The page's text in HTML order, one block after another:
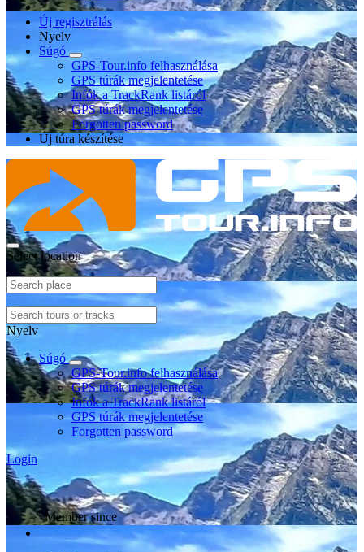
Új regisztrálás
Nyelv
Súgó
GPS-Tour.info felhasználása
GPS túrák megjelentetése
Infók a TrackRank listáról
GPS túrák megjelentetése
Forgotten password
Új túra készítése
Select location
Nyelv
Súgó
GPS-Tour.info felhasználása
GPS túrák megjelentetése
Infók a TrackRank listáról
GPS túrák megjelentetése
Forgotten password
Login
Member since